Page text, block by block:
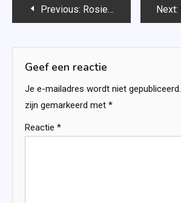
Bericht
Previous: Rosies reizende theewinkel – Rebecca Raisin Next:
Geef een reactie
Je e-mailadres wordt niet gepubliceerd.
zijn gemarkeerd met *
Reactie *